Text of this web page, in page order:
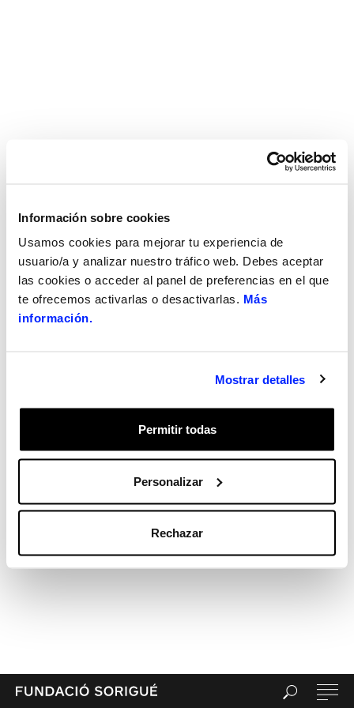
Información sobre cookies
Usamos cookies para mejorar tu experiencia de
usuario/a y analizar nuestro tráfico web. Debes aceptar
las cookies o acceder al panel de preferencias en el que
te ofrecemos activarlas o desactivarlas. Más
información.
Mostrar detalles
Permitir todas
Personalizar
Rechazar